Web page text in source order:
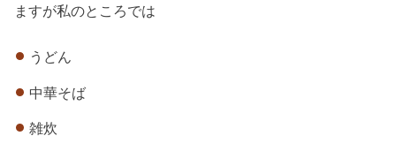
ますが私のところでは
うどん
中華そば
雑炊